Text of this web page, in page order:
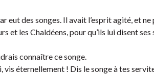
eut des songes. Il avait l’esprit agité, et
et les Chaldéens, pour qu’ils lui disent ses
connaître ce songe.
éternellement ! Dis le songe à tes